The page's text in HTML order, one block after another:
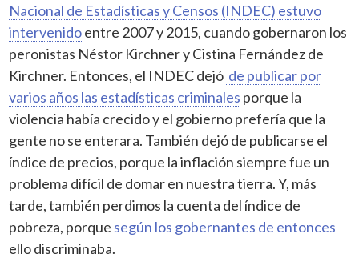
Nacional de Estadísticas y Censos (INDEC) estuvo
intervenidoentre 2007 y 2015, cuando gobernaron los
peronistas Néstor Kirchner y Cistina Fernández de
Kirchner. Entonces, el INDEC dejó de publicar por
varios años las estadísticas criminales porque la
violencia había crecido y el gobierno prefería que la
gente no se enterara. También dejó de publicarse el
índice de precios, porque la inflación siempre fue un
problema difícil de domar en nuestra tierra. Y, más
tarde, también perdimos la cuenta del índice de
pobreza, porque según los gobernantes de entonces
ello discriminaba.